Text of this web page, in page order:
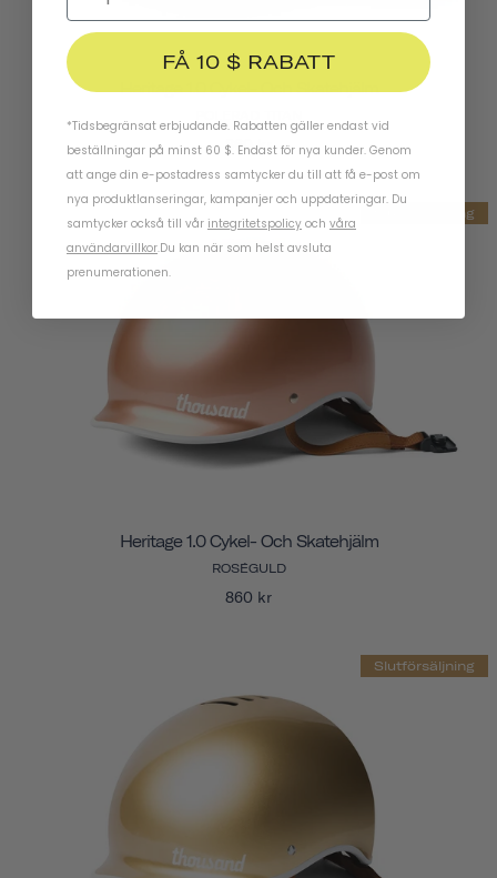
Heritage 1.0 Cykel- Och Skatehjälm
860 kr
Slutförsäljning
Heritage 1.0 Cykel- Och Skatehjälm
ROSÉGULD
860 kr
Slutförsäljning
FÅ 10 $ RABATT
*Tidsbegränsat erbjudande. Rabatten gäller endast vid
beställningar på minst 60 $. Endast för nya kunder. Genom
att ange din e-postadress samtycker du till att få e-post om
nya produktlanseringar, kampanjer och uppdateringar. Du
samtycker också till vår integritetspolicy och våra
användarvillkor.Du kan när som helst avsluta
prenumerationen.